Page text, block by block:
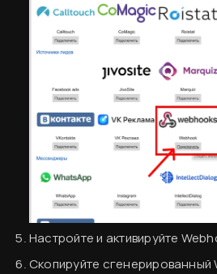
Настройте и активируйте
Скопируйте сгенерированный